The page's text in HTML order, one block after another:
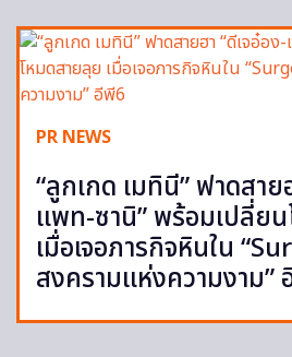
PR NEWS
“ลูกเกด เมทินี” ฟาดสาย
แพท-ซานิ” พร้อมเปลี่ย
เมื่อเจอภารกิจหินใน
สงครามแห่งความงาม”